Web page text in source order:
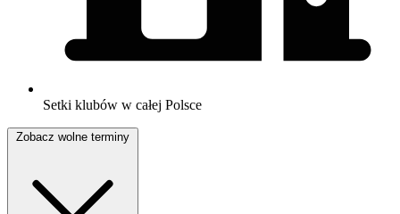
Setki klubów w całej Polsce